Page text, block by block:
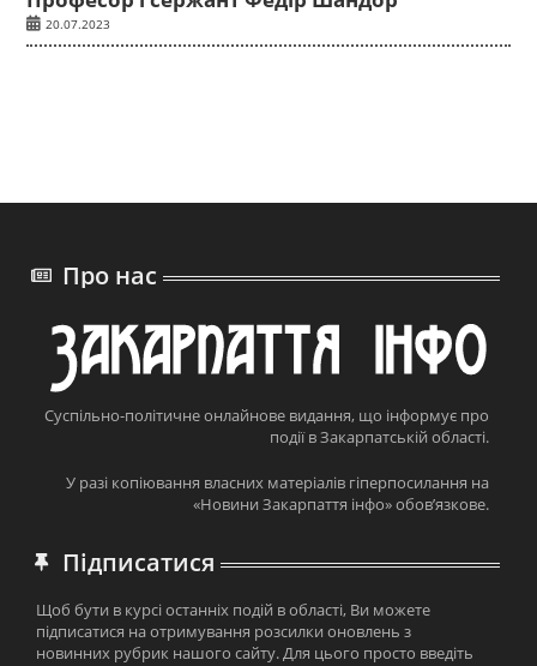
20.07.2023
Про нас
Суспільно-політичне онлайнове видання, що інформує про
події в Закарпатській області.
У разі копіювання власних матеріалів гіперпосилання на
«Новини Закарпаття інфо» обов’язкове.
Підписатися
Щоб бути в курсі останніх подій в області, Ви можете
підписатися на отримування розсилки оновлень з
новинних рубрик нашого сайту. Для цього просто введіть